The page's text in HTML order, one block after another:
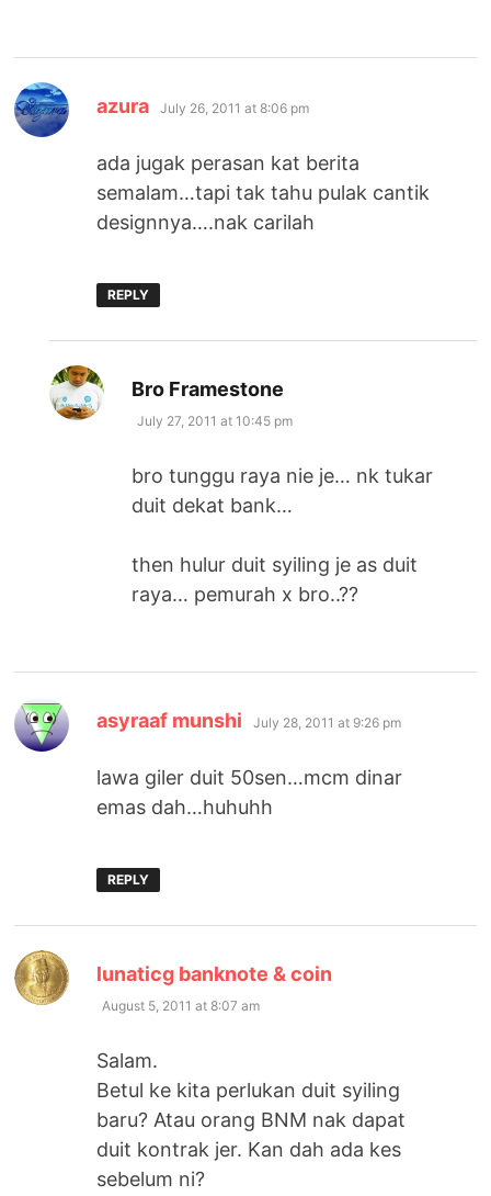
azura says:
July 26, 2011 at 8:06 pm
ada jugak perasan kat berita
semalam…tapi tak tahu pulak cantik
designnya….nak carilah
REPLY
Bro Framestone
July 27, 2011 at 10:45 pm
bro tunggu raya nie je… nk tukar
duit dekat bank…
then hulur duit syiling je as duit
raya… pemurah x bro..??
asyraaf munshi says:
July 28, 2011 at 9:26 pm
lawa giler duit 50sen…mcm dinar
emas dah…huhuhh
REPLY
lunaticg banknote & coin
August 5, 2011 at 8:07 am
Salam.
Betul ke kita perlukan duit syiling
baru? Atau orang BNM nak dapat
duit kontrak jer. Kan dah ada kes
sebelum ni?